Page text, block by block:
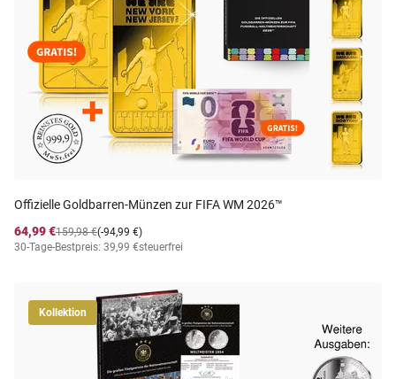
Offizielle Goldbarren-Münzen zur FIFA WM 2026™
64,99 €
(-94,99 €)
159,98 €
30-Tage-Bestpreis: 39,99 €steuerfrei
Kollektion